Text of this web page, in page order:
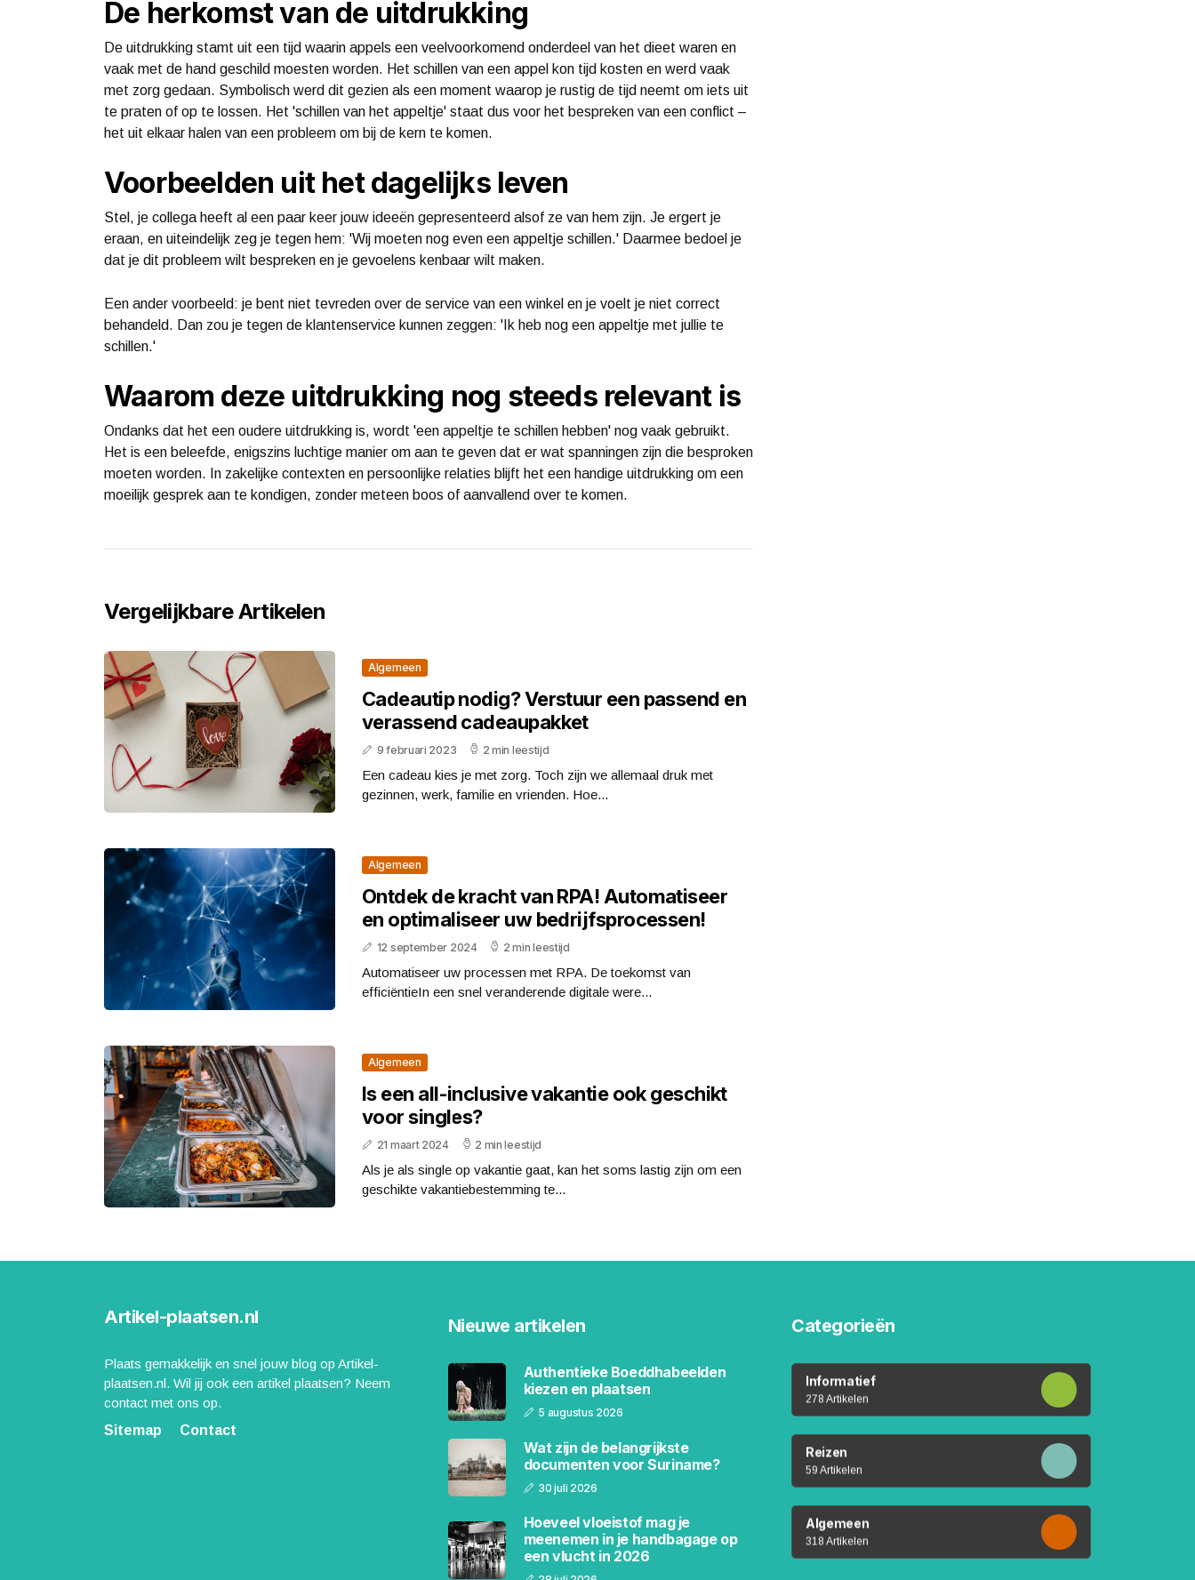
De herkomst van de uitdrukking
De uitdrukking stamt uit een tijd waarin appels een veelvoorkomend onderdeel van het dieet waren en
vaak met de hand geschild moesten worden. Het schillen van een appel kon tijd kosten en werd vaak
met zorg gedaan. Symbolisch werd dit gezien als een moment waarop je rustig de tijd neemt om iets uit
te praten of op te lossen. Het 'schillen van het appeltje' staat dus voor het bespreken van een conflict –
het uit elkaar halen van een probleem om bij de kern te komen.
Voorbeelden uit het dagelijks leven
Stel, je collega heeft al een paar keer jouw ideeën gepresenteerd alsof ze van hem zijn. Je ergert je
eraan, en uiteindelijk zeg je tegen hem: 'Wij moeten nog even een appeltje schillen.' Daarmee bedoel je
dat je dit probleem wilt bespreken en je gevoelens kenbaar wilt maken.
Een ander voorbeeld: je bent niet tevreden over de service van een winkel en je voelt je niet correct
behandeld. Dan zou je tegen de klantenservice kunnen zeggen: 'Ik heb nog een appeltje met jullie te
schillen.'
Waarom deze uitdrukking nog steeds relevant is
Ondanks dat het een oudere uitdrukking is, wordt 'een appeltje te schillen hebben' nog vaak gebruikt.
Het is een beleefde, enigszins luchtige manier om aan te geven dat er wat spanningen zijn die besproken
moeten worden. In zakelijke contexten en persoonlijke relaties blijft het een handige uitdrukking om een
moeilijk gesprek aan te kondigen, zonder meteen boos of aanvallend over te komen.
Vergelijkbare Artikelen
Algemeen
Cadeautip nodig? Verstuur een passend en
verassend cadeaupakket
9 februari 2023 2 min leestijd
Een cadeau kies je met zorg. Toch zijn we allemaal druk met
gezinnen, werk, familie en vrienden. Hoe...
Algemeen
Ontdek de kracht van RPA! Automatiseer
en optimaliseer uw bedrijfsprocessen!
12 september 2024 2 min leestijd
Automatiseer uw processen met RPA. De toekomst van
efficiëntieIn een snel veranderende digitale were...
Algemeen
Is een all-inclusive vakantie ook geschikt
voor singles?
21 maart 2024 2 min leestijd
Als je als single op vakantie gaat, kan het soms lastig zijn om een
geschikte vakantiebestemming te...
Artikel-plaatsen.nl
Plaats gemakkelijk en snel jouw blog op Artikel-
plaatsen.nl. Wil jij ook een artikel plaatsen? Neem
contact met ons op.
Sitemap
Contact
Nieuwe artikelen
Authentieke Boeddhabeelden
kiezen en plaatsen
5 augustus 2026
Wat zijn de belangrijkste
documenten voor Suriname?
30 juli 2026
Hoeveel vloeistof mag je
meenemen in je handbagage op
een vlucht in 2026
Categorieën
Informatief
278 Artikelen
Reizen
59 Artikelen
Algemeen
318 Artikelen